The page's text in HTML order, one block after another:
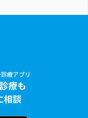
療アプリ
療も
相談